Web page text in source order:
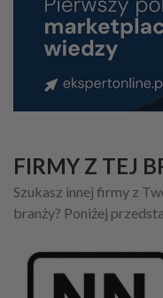
FIRMY Z TEJ
Szukasz innej firmy z
branży? Poniżej